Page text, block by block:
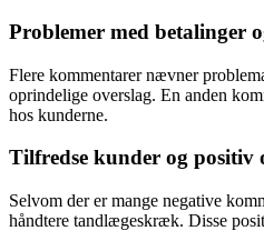
Problemer med betalinger
Flere kommentarer nævner
oprindelige overslag. En anden
hos kunderne.
Tilfredse kunder og positiv
Selvom der er mange negative
håndtere tandlægeskræk. Disse